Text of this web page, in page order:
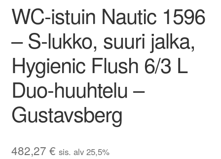
WC-istuin Nautic 1596
– S-lukko, suuri jalka,
Hygienic Flush 6/3 L
Duo-huuhtelu –
Gustavsberg
482,27 € sis. alv 25,5%